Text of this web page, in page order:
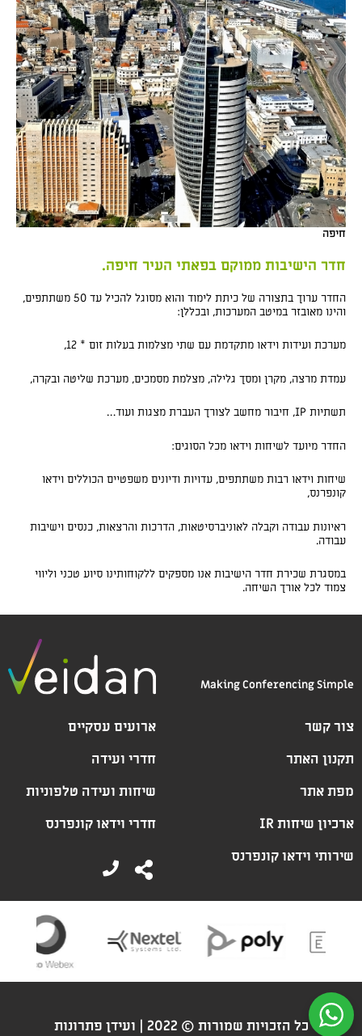
חיפה
חדר הישיבות ממוקם בפאתי העיר חיפה.
החדר ערוך בתצורה של כיתת לימוד והוא מסוגל להכיל עד 50 משתתפים,
והינו מאובזר במיטב המערכות, ובכללן:
מערכת ועידות וידאו מתקדמת עם שתי מצלמות בעלות זום * 12,
עמדת מרצה, מקרן ומסך גלילה, מצלמת מסמכים, מערכת שליטה ובקרה,
תשתיות IP, חיבור מחשב לצורך העברת מצגות ועוד…
החדר מיועד לשיחות וידאו מכל הסוגים:
שיחות וידאו רבות משתתפים, עדויות ודיונים משפטיים הכוללים וידאו
קונפרנס,
ראיונות עבודה וקבלה לאוניברסיטאות, הדרכות והרצאות, כנסים וישיבות
עבודה.
במסגרת שכירת חדר הישיבות אנו מספקים ללקוחותינו סיוע טכני וליווי
צמוד לכל אורך השיחה.
Making Conferencing Simple
צור קשר
תקנון האתר
מפת אתר
ארכיון שיחות IR
שירותי וידאו קונפרנס
ארועים עסקיים
חדרי ועידה
שיחות ועידה טלפוניות
חדרי וידאו קונפרנס
כל הזכויות שמורות © 2022 | ועידן פתרונות